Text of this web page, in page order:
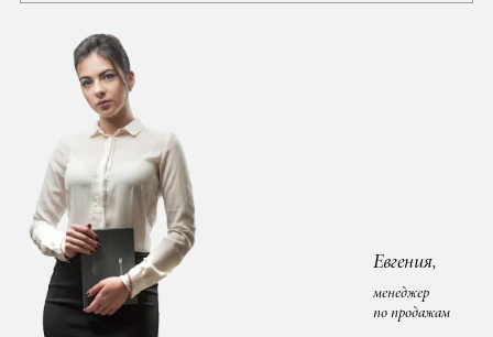
Евгения,
менеджер
по продажам